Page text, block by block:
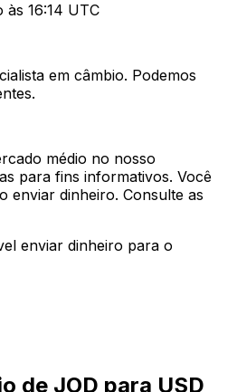
às 16:14 UTC
em câmbio. Podemos
médio no nosso
para fins informativos. Você
enviar dinheiro. Consulte as
enviar dinheiro para o
de JOD para USD